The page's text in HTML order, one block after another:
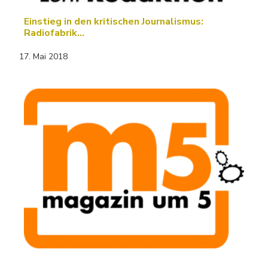
Einstieg in den kritischen Journalismus:
Radiofabrik…
17. Mai 2018